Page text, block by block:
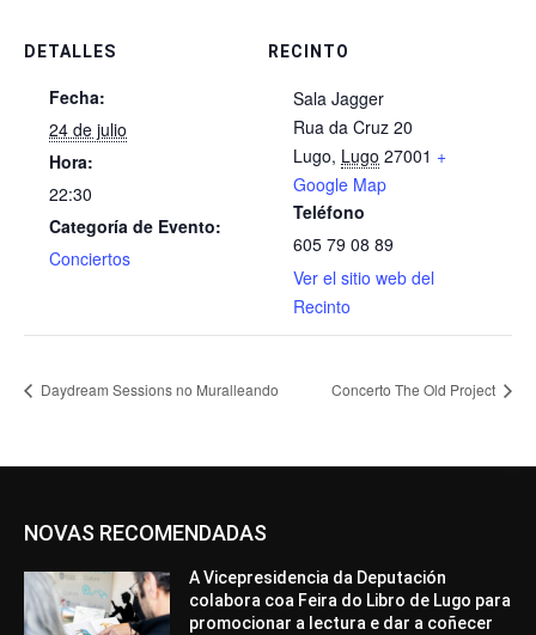
DETALLES
Fecha:
24 de julio
Hora:
22:30
Categoría de Evento:
Conciertos
RECINTO
Sala Jagger
Rua da Cruz 20
Lugo, Lugo 27001 +
Google Map
Teléfono
605 79 08 89
Ver el sitio web del
Recinto
Daydream Sessions no Muralleando Concerto The Old Project
NOVAS RECOMENDADAS
A Vicepresidencia da Deputación
colabora coa Feira do Libro de Lugo para
promocionar a lectura e dar a coñecer